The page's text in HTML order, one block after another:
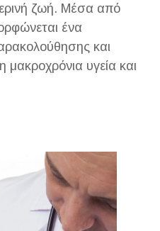
ζωή. Μέσα από
ένα
και
υγεία και